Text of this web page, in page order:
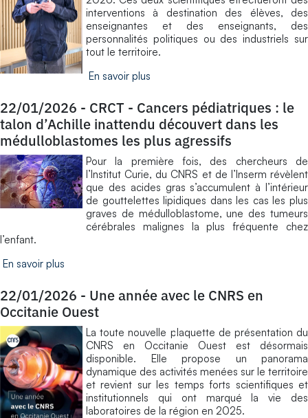
interventions à destination des élèves, des
enseignantes et des enseignants, des
personnalités politiques ou des industriels sur
tout le territoire.
En savoir plus
22/01/2026 - CRCT - Cancers pédiatriques : le
talon d’Achille inattendu découvert dans les
médulloblastomes les plus agressifs
Pour la première fois, des chercheurs de
l’Institut Curie, du CNRS et de l’Inserm révèlent
que des acides gras s’accumulent à l’intérieur
de gouttelettes lipidiques dans les cas les plus
graves de médulloblastome, une des tumeurs
cérébrales malignes la plus fréquente chez
l’enfant.
En savoir plus
22/01/2026 - Une année avec le CNRS en
Occitanie Ouest
La toute nouvelle plaquette de présentation du
CNRS en Occitanie Ouest est désormais
disponible. Elle propose un panorama
dynamique des activités menées sur le territoire
et revient sur les temps forts scientifiques et
institutionnels qui ont marqué la vie des
laboratoires de la région en 2025.